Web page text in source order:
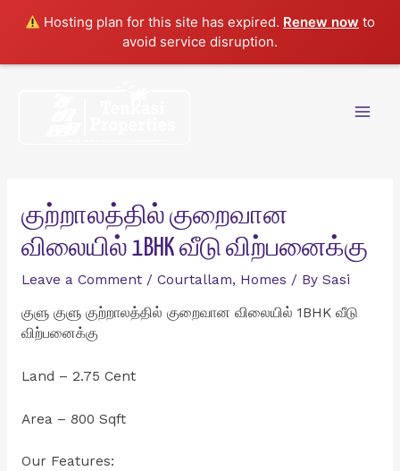
Hosting plan for this site has expired. Renew now to
avoid service disruption.
குற்றாலத்தில் குறைவான
விலையில் 1BHK வீடு விற்பனைக்கு
Leave a Comment / Courtallam, Homes / By Sasi
குளு குளு குற்றாலத்தில் குறைவான விலையில் 1BHK வீடு
விற்பனைக்கு
Land – 2.75 Cent
Area – 800 Sqft
Our Features: